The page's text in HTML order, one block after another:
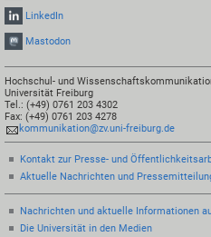
LinkedIn
Mastodon
Hochschul- und
Universität Freiburg
Tel.: (+49) 0761 203 4302
Fax: (+49) 0761 203 4278
kommunikation@zv.uni-freiburg.de
Kontakt zur Presse- und
Aktuelle Nachrichten und
Nachrichten und aktuelle Informationen
Die Universität in den Medien